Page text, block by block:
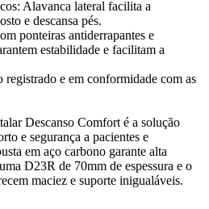
Alavanca lateral facilita a
e descansa pés.
ponteiras antiderrapantes e
estabilidade e facilitam a
e em conformidade com as
Descanso Comfort é a solução
e segurança a pacientes e
em aço carbono garante alta
D23R de 70mm de espessura e o
maciez e suporte inigualáveis.